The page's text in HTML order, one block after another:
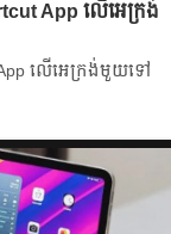
App លើអេក្រង់
លើអេក្រង់មួយទៅ